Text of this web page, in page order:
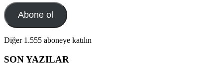
Adresi
Abone ol
Diğer 1.555 aboneye katılın
SON YAZILAR